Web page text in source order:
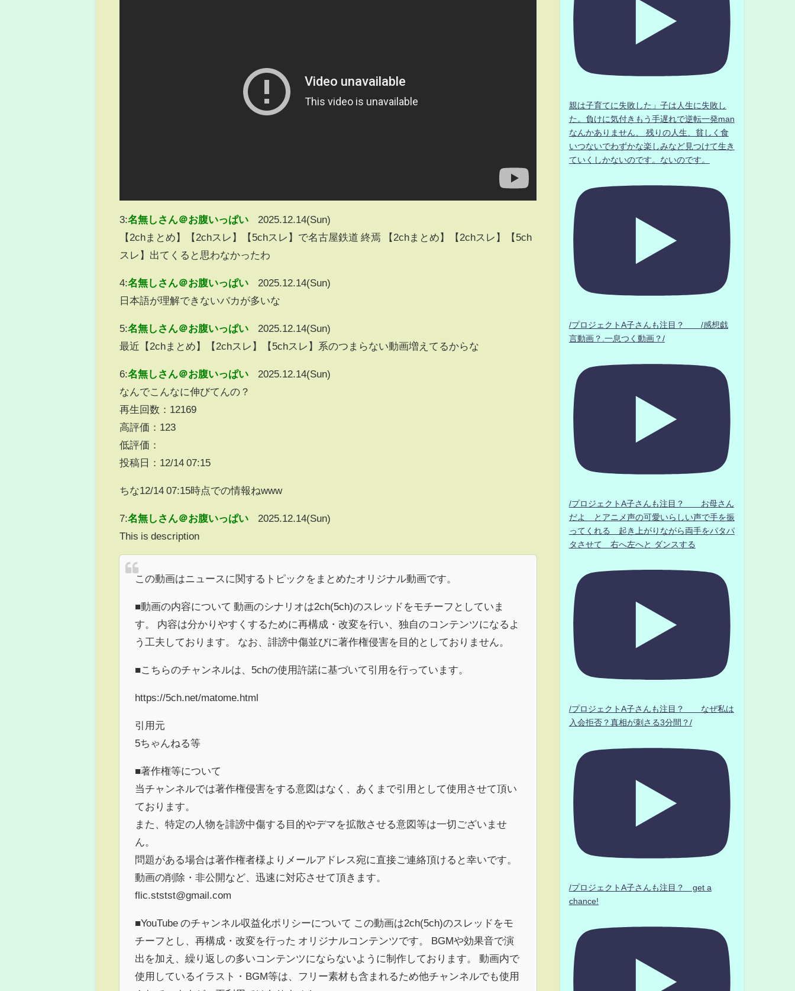
3:名無しさん＠お腹いっぱい
2025.12.14(Sun)
【2chまとめ】【2chスレ】【5chスレ】で名古屋鉄道 終焉 【2chまとめ】【2chスレ】【5ch
スレ】出てくると思わなかったわ
4:名無しさん＠お腹いっぱい
2025.12.14(Sun)
日本語が理解できないバカが多いな
5:名無しさん＠お腹いっぱい
2025.12.14(Sun)
最近【2chまとめ】【2chスレ】【5chスレ】系のつまらない動画増えてるからな
6:名無しさん＠お腹いっぱい
2025.12.14(Sun)
なんでこんなに伸びてんの？
再生回数：12169
高評価：123
低評価：
投稿日：12/14 07:15
ちな12/14 07:15時点での情報ねwww
7:名無しさん＠お腹いっぱい
2025.12.14(Sun)
This is description
この動画はニュースに関するトピックをまとめたオリジナル動画です。
■動画の内容について 動画のシナリオは2ch(5ch)のスレッドをモチーフとしていま
す。 内容は分かりやすくするために再構成・改変を行い、独自のコンテンツになるよ
う工夫しております。 なお、誹謗中傷並びに著作権侵害を目的としておりません。
■こちらのチャンネルは、5chの使用許諾に基づいて引用を行っています。
https://5ch.net/matome.html
引用元
5ちゃんねる等
■著作権等について
当チャンネルでは著作権侵害をする意図はなく、あくまで引用として使用させて頂い
ております。
また、特定の人物を誹謗中傷する目的やデマを拡散させる意図等は一切ございませ
ん。
問題がある場合は著作権者様よりメールアドレス宛に直接ご連絡頂けると幸いです。
動画の削除・非公開など、迅速に対応させて頂きます。
flic.ststst@gmail.com
■YouTube のチャンネル収益化ポリシーについて この動画は2ch(5ch)のスレッドをモ
チーフとし、再構成・改変を行った オリジナルコンテンツです。 BGMや効果音で演
出を加え、繰り返しの多いコンテンツにならないように制作しております。 動画内で
使用しているイラスト・BGM等は、フリー素材も含まれるため他チャンネルでも使用
親は子育てに失敗した」子は人生に失敗し
た。負けに気付きもう手遅れで逆転一発man
なんかありません、 残りの人生、貧しく食
いつないでわずかな楽しみなど見つけて生き
ていくしかないのです。ないのです。
/プロジェクトA子さんも注目？ /感想戯
言動画？.一息つく動画？/
/プロジェクトA子さんも注目？ お母さん
だよ とアニメ声の可愛いらしい声で手を振
ってくれる 起き上がりながら両手をパタパ
タさせて 右へ左へと ダンスする
/プロジェクトA子さんも注目？ なぜ私は
入会拒否？真相が刺さる3分間？/
/プロジェクトA子さんも注目？ get a
chance!